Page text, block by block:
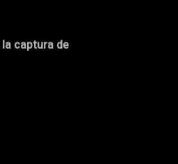
la captura de